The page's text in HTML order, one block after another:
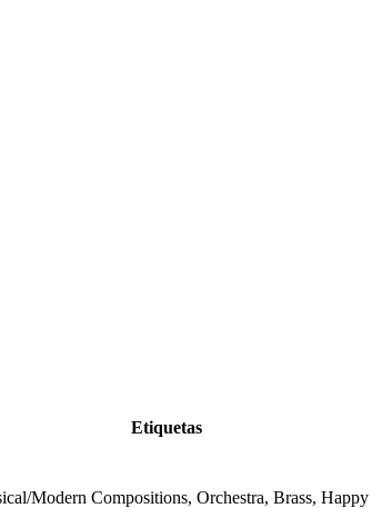
Etiquetas
Modern Compositions, Orchestra, Brass, Happy